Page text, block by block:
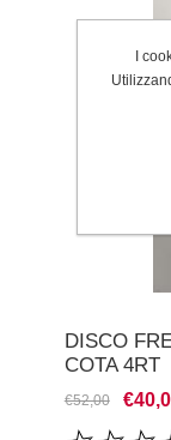
DISCO
COTA 4RT
€52,00
I